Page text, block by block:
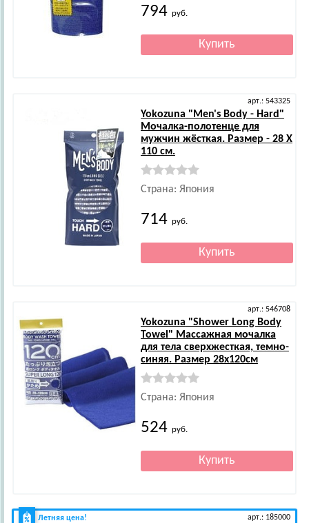
794 руб.
арт.: 543325
Yokozuna "Men's Body - Hard"
Мочалка-полотенце для
мужчин жёсткая. Размер - 28 Х
110 см.
Страна: Япония
714 руб.
арт.: 546708
Yokozuna "Shower Long Body
Towel" Массажная мочалка
для тела сверхжесткая, темно-
синяя. Размер 28х120см
Страна: Япония
524 руб.
Летняя цена! арт.: 185000